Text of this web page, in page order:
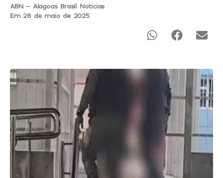
ABN - Alagoas Brasil Noticias
Em 28 de maio de 2025